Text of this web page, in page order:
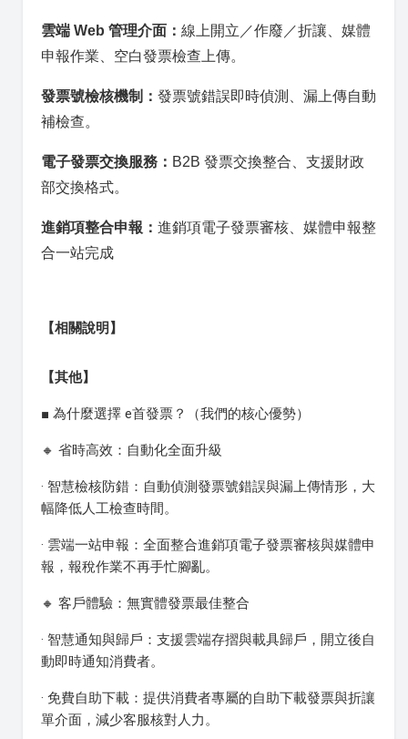
雲端 Web 管理介面： 線上開立／作廢／折讓、媒體
申報作業、空白發票檢查上傳。
發票號檢核機制： 發票號錯誤即時偵測、漏上傳自動
補檢查。
電子發票交換服務： B2B 發票交換整合、支援財政
部交換格式。
進銷項整合申報： 進銷項電子發票審核、媒體申報整
合一站完成
【相關說明】
【其他】
■ 為什麼選擇 e首發票？（我們的核心優勢）
🔸 省時高效：自動化全面升級
· 智慧檢核防錯：自動偵測發票號錯誤與漏上傳情形，大
幅降低人工檢查時間。
· 雲端一站申報：全面整合進銷項電子發票審核與媒體申
報，報稅作業不再手忙腳亂。
🔸 客戶體驗：無實體發票最佳整合
· 智慧通知與歸戶：支援雲端存摺與載具歸戶，開立後自
動即時通知消費者。
· 免費自助下載：提供消費者專屬的自助下載發票與折讓
單介面，減少客服核對人力。